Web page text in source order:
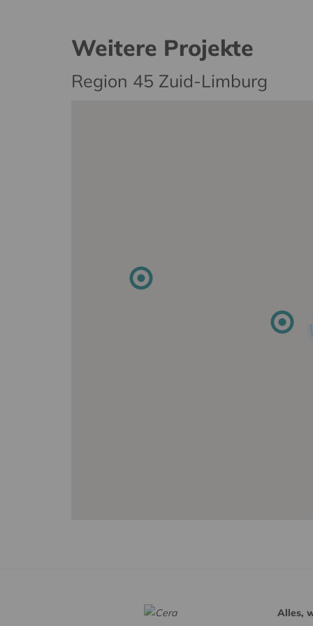
Weitere Projekte
Region 45 Zuid-Limburg
Alles,